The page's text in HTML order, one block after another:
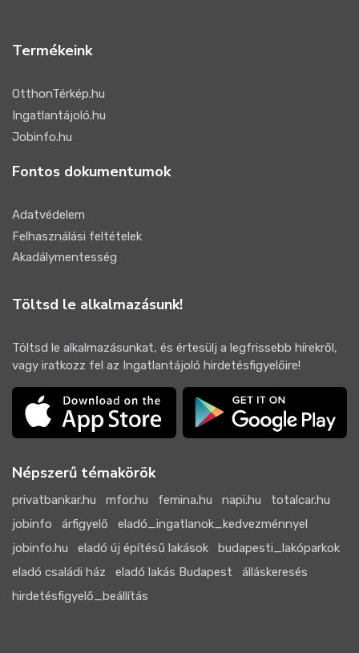
Termékeink
OtthonTérkép.hu
Ingatlantájoló.hu
Jobinfo.hu
Fontos dokumentumok
Adatvédelem
Felhasználási feltételek
Akadálymentesség
Töltsd le alkalmazásunk!
Töltsd le alkalmazásunkat, és értesülj a legfrissebb hírekről,
vagy iratkozz fel az Ingatlantájoló hirdetésfigyelőire!
Népszerű témakörök
privatbankar.hu mfor.hu femina.hu napi.hu
totalcar.hu
jobinfo
árfigyelő
eladó_ingatlanok_kedvezménnyel
jobinfo.hu
eladó új építésű lakások
budapesti_lakóparkok
eladó családi ház
eladó lakás Budapest
álláskeresés
hirdetésfigyelő_beállítás